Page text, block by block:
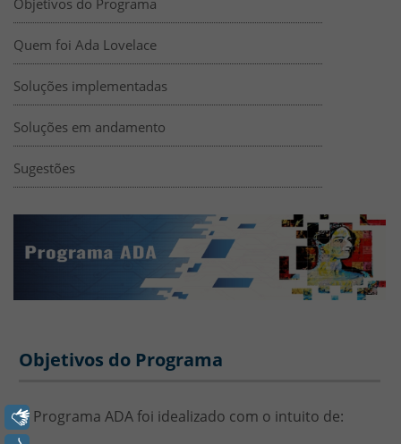
Objetivos do Programa
Quem foi Ada Lovelace
Soluções implementadas
Soluções em andamento
Sugestões
Objetivos do Programa
Banners de divulgação
Objetivos do Programa
O Programa ADA foi idealizado com o intuito de:
Libras